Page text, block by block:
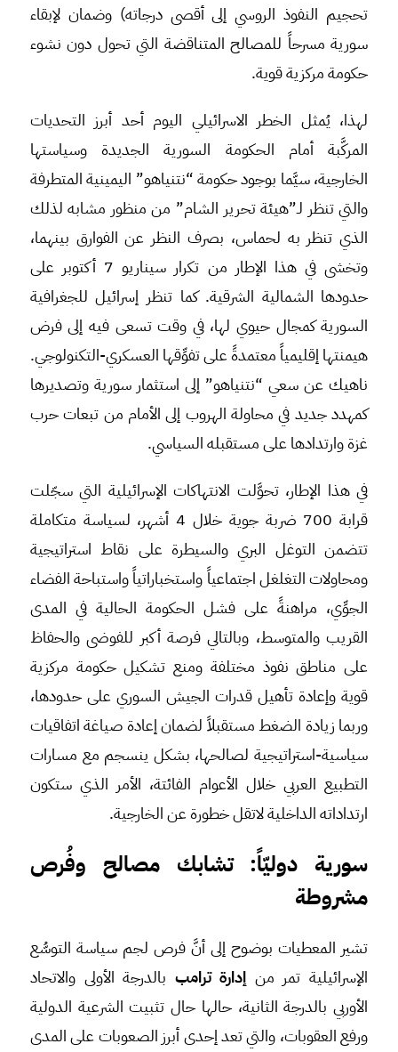
تحجيم النفوذ الروسي إلى أقصى درجاته) وضمان لإبقاء
سورية مسرحاً للمصالح المتناقضة التي تحول دون نشوء
حكومة مركزية قوية.
لهذا، يُمثل الخطر الاسرائيلي اليوم أحد أبرز التحديات
المركَّبة أمام الحكومة السورية الجديدة وسياستها
الخارجية، سيَّما بوجود حكومة “نتنياهو” اليمينية المتطرفة
والتي تنظر لـ”هيئة تحرير الشام” من منظور مشابه لذلك
الذي تنظر به لحماس، بصرف النظر عن الفوارق بينهما،
وتخشى في هذا الإطار من تكرار سيناريو 7 أكتوبر على
حدودها الشمالية الشرقية. كما تنظر إسرائيل للجغرافية
السورية كمجال حيوي لها، في وقت تسعى فيه إلى فرض
هيمنتها إقليمياً معتمدةً على تفوِّقها العسكري-التكنولوجي.
ناهيك عن سعي “نتنياهو” إلى استثمار سورية وتصديرها
كمهدد جديد في محاولة الهروب إلى الأمام من تبعات حرب
غزة وارتدادها على مستقبله السياسي.
في هذا الإطار، تحوَّلت الانتهاكات الإسرائيلية التي سجّلت
قرابة 700 ضربة جوية خلال 4 أشهر، لسياسة متكاملة
تتضمن التوغل البري والسيطرة على نقاط استراتيجية
ومحاولات التغلغل اجتماعياً واستخباراتياً واستباحة الفضاء
الجوِّي، مراهنةً على فشل الحكومة الحالية في المدى
القريب والمتوسط، وبالتالي فرصة أكبر للفوضى والحفاظ
على مناطق نفوذ مختلفة ومنع تشكيل حكومة مركزية
قوية وإعادة تأهيل قدرات الجيش السوري على حدودها،
وربما زيادة الضغط مستقبلاً لضمان إعادة صياغة اتفاقيات
سياسية-استراتيجية لصالحها، بشكل ينسجم مع مسارات
التطبيع العربي خلال الأعوام الفائتة، الأمر الذي ستكون
ارتداداته الداخلية لاتقل خطورة عن الخارجية.
سورية دوليّاً: تشابك مصالح وفُرص
مشروطة
تشير المعطيات بوضوح إلى أنَّ فرص لجم سياسة التوسُّع
الإسرائيلية تمر منإدارة ترامب بالدرجة الأولى والاتحاد
الأوربي بالدرجة الثانية، حالها حال تثبيت الشرعية الدولية
ورفع العقوبات، والتي تعد إحدى أبرز الصعوبات على المدى